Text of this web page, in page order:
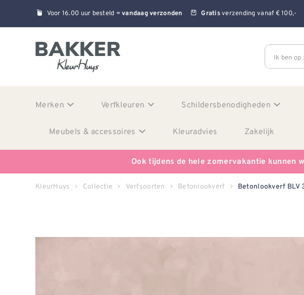
Voor 16.00 uur besteld =vandaag verzonden Gratisverzending vanaf € 100,-
Ik ben op
Merken Verfkleuren Schildersbenodigheden
Meubels & accessoires Kleuradvies Zakelijk
Ook tijdens de hele zomervakantie kunnen
KleurHuys Collectie Verfsoorten Betonlookverf Betonlookverf BLV